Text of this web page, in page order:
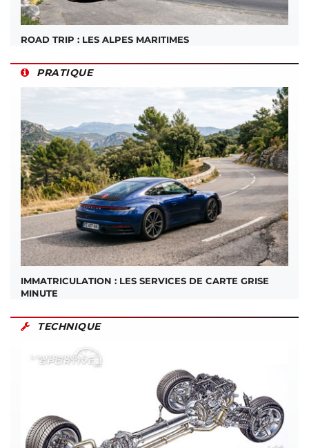
ROAD TRIP : LES ALPES MARITIMES
PRATIQUE
IMMATRICULATION : LES SERVICES DE CARTE GRISE
MINUTE
TECHNIQUE